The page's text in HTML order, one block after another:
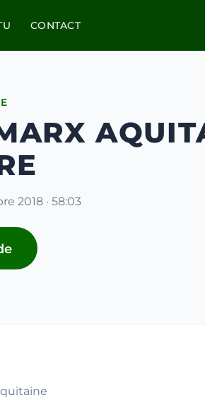
CONTACT
2018 · 58:03